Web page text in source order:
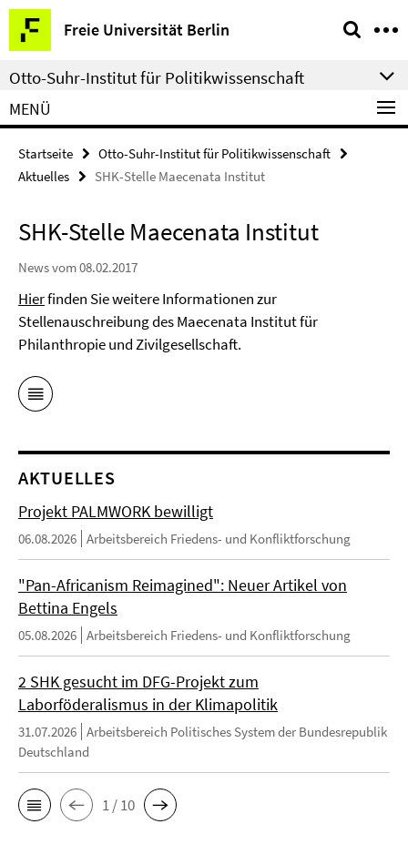
Springe
direkt
zu
Inhalt
Freie Universität Berlin
Service-
Navigation
Otto-Suhr-Institut für Politikwissenschaft
MENÜ
Startseite
Otto-Suhr-Institut für Politikwissenschaft
Aktuelles
SHK-Stelle Maecenata Institut
SHK-Stelle Maecenata Institut
News vom 08.02.2017
Hierfinden Sie weitere Informationen zur
Stellenauschreibung des Maecenata Institut für
Philanthropie und Zivilgesellschaft.
AKTUELLES
Projekt PALMWORK bewilligt
06.08.2026 Arbeitsbereich Friedens- und Konfliktforschung
"Pan-Africanism Reimagined": Neuer Artikel von
Bettina Engels
05.08.2026 Arbeitsbereich Friedens- und Konfliktforschung
2 SHK gesucht im DFG-Projekt zum
Laborföderalismus in der Klimapolitik
31.07.2026 Arbeitsbereich Politisches System der Bundesrepublik
Deutschland
1 / 10